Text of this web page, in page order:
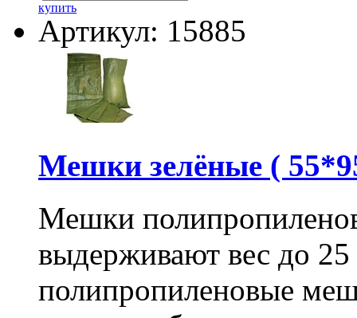
купить
Артикул: 15885
Мешки зелёные (
Мешки
выдерживают вес до
полипропиленовые